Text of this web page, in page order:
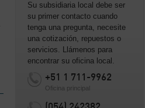
Su subsidiaria local debe ser
su primer contacto cuando
tenga una pregunta, necesite
una cotización, repuestos o
servicios. Llámenos para
encontrar su oficina local.
+51 1 711-9962
Oficina principal